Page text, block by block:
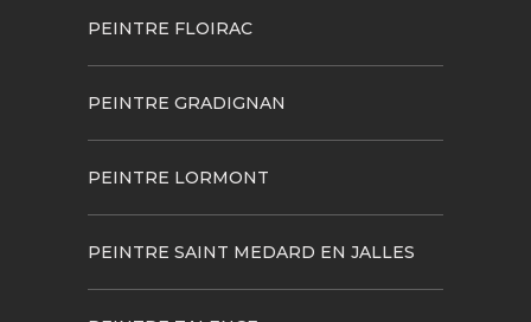
PEINTRE FLOIRAC
PEINTRE GRADIGNAN
PEINTRE LORMONT
PEINTRE SAINT MEDARD EN JALLES